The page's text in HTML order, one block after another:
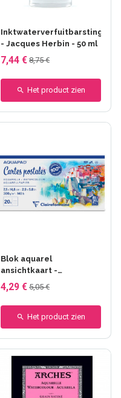
+65 anderen
Inktwaterverfuitbarstingen
- Jacques Herbin - 50 ml
7,44 € 8,75 €
Het product zien
Blok aquarel
ansichtkaart -
Clairefontaine
4,29 € 5,05 €
Het product zien